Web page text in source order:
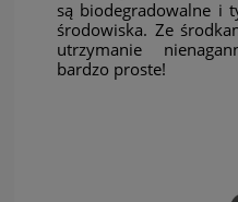
są biodegradowalne i
środowiska. Ze
utrzymanie
bardzo proste!